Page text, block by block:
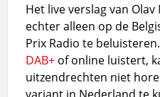
Het live verslag van Olav
echter alleen op de
Prix Radio te
DAB+ of online luistert,
uitzendrechten niet